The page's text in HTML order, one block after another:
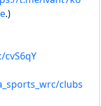
.)
clubs